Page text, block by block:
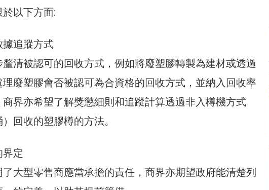
以下方面:
據追蹤方式
清被認可的回收方式，例如將廢塑膠轉製為建材或透過
廢塑膠會否被認可為合資格的回收方式，並納入回收率
界亦希望了解獎懲細則和追蹤計算透過非入樽機方式
）回收的塑膠樽的方法。
界定
大型零售商應當承擔的責任，商界亦期望政府能清楚列